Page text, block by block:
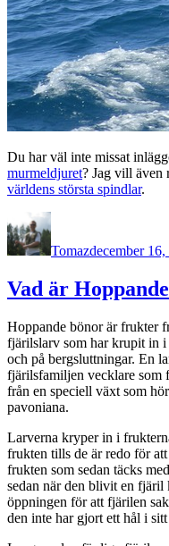
Du har väl inte missat
murmeldjuret? Jag vill även
världens största spindlar.
Författare
Tomazdecember
Vad är
Hoppande bönor är frukter
fjärilslarv som har krupit in
och på bergsluttningar. En
fjärilsfamiljen vecklare som
från en speciell växt som
pavoniana.
Larverna kryper in i
frukten tills de är redo för
frukten som sedan täcks
sedan när den blivit en
öppningen för att fjärilen
den inte har gjort ett hål i